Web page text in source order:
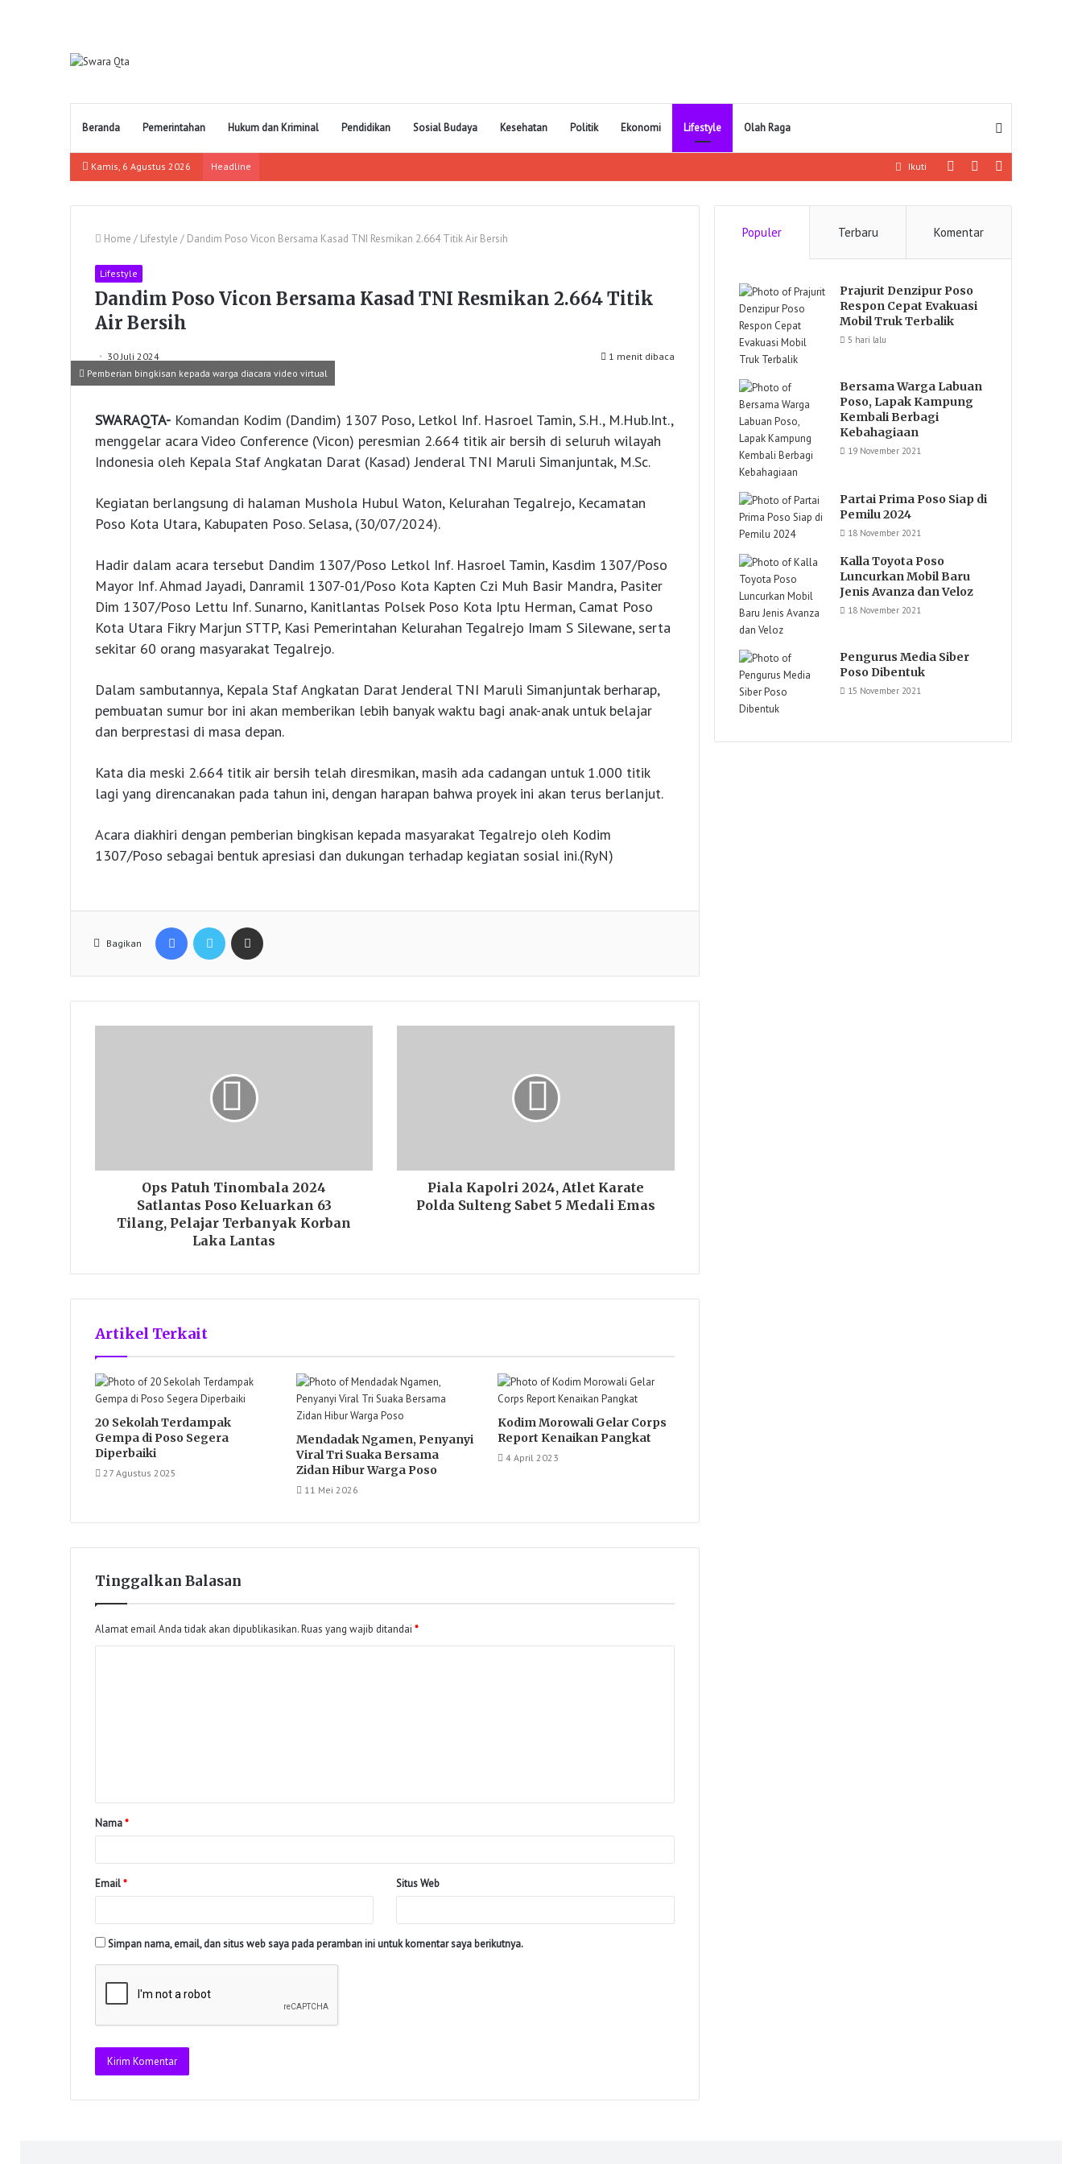
Beranda Pemerintahan Hukum dan Kriminal Pendidikan Sosial Budaya Kesehatan Politik Ekonomi Lifestyle Olah Raga
Kamis, 6 Agustus 2026 Headline
Artikel
Log
Ikuti
Home / Lifestyle / Dandim Poso Vicon Bersama Kasad TNI Resmikan 2.664 Titik Air Bersih
Lifestyle
Dandim Poso Vicon Bersama Kasad TNI Resmikan 2.664 Titik
Air Bersih
30 Juli 2024
1 menit dibaca
Pemberian bingkisan kepada warga diacara video virtual
SWARAQTA- Komandan Kodim (Dandim) 1307 Poso, Letkol Inf. Hasroel Tamin, S.H., M.Hub.Int.,
menggelar acara Video Conference (Vicon) peresmian 2.664 titik air bersih di seluruh wilayah
Indonesia oleh Kepala Staf Angkatan Darat (Kasad) Jenderal TNI Maruli Simanjuntak, M.Sc.
Kegiatan berlangsung di halaman Mushola Hubul Waton, Kelurahan Tegalrejo, Kecamatan
Poso Kota Utara, Kabupaten Poso. Selasa, (30/07/2024).
Hadir dalam acara tersebut Dandim 1307/Poso Letkol Inf. Hasroel Tamin, Kasdim 1307/Poso
Mayor Inf. Ahmad Jayadi, Danramil 1307-01/Poso Kota Kapten Czi Muh Basir Mandra, Pasiter
Dim 1307/Poso Lettu Inf. Sunarno, Kanitlantas Polsek Poso Kota Iptu Herman, Camat Poso
Kota Utara Fikry Marjun STTP, Kasi Pemerintahan Kelurahan Tegalrejo Imam S Silewane, serta
sekitar 60 orang masyarakat Tegalrejo.
Dalam sambutannya, Kepala Staf Angkatan Darat Jenderal TNI Maruli Simanjuntak berharap,
pembuatan sumur bor ini akan memberikan lebih banyak waktu bagi anak-anak untuk belajar
dan berprestasi di masa depan.
Kata dia meski 2.664 titik air bersih telah diresmikan, masih ada cadangan untuk 1.000 titik
lagi yang direncanakan pada tahun ini, dengan harapan bahwa proyek ini akan terus berlanjut.
Acara diakhiri dengan pemberian bingkisan kepada masyarakat Tegalrejo oleh Kodim
1307/Poso sebagai bentuk apresiasi dan dukungan terhadap kegiatan sosial ini.(RyN)
Bagikan
Facebook Twitter
Ops Patuh Tinombala 2024
Satlantas Poso Keluarkan 63
Tilang, Pelajar Terbanyak Korban
Laka Lantas
Piala Kapolri 2024, Atlet Karate
Polda Sulteng Sabet 5 Medali Emas
Artikel Terkait
20 Sekolah Terdampak
Gempa di Poso Segera
Diperbaiki
27 Agustus 2025
Mendadak Ngamen, Penyanyi
Viral Tri Suaka Bersama
Zidan Hibur Warga Poso
11 Mei 2026
Kodim Morowali Gelar Corps
Report Kenaikan Pangkat
4 April 2023
Tinggalkan Balasan
Alamat email Anda tidak akan dipublikasikan.Ruas yang wajib ditandai *
Nama*
Email* Situs Web
Simpan nama, email, dan situs web saya pada peramban ini untuk komentar saya berikutnya.
Populer Terbaru Komentar
Prajurit Denzipur Poso
Respon Cepat Evakuasi
Mobil Truk Terbalik
5 hari lalu
Bersama Warga Labuan
Poso, Lapak Kampung
Kembali Berbagi
Kebahagiaan
19 November 2021
Partai Prima Poso Siap di
Pemilu 2024
18 November 2021
Kalla Toyota Poso
Luncurkan Mobil Baru
Jenis Avanza dan Veloz
18 November 2021
Pengurus Media Siber
Poso Dibentuk
15 November 2021